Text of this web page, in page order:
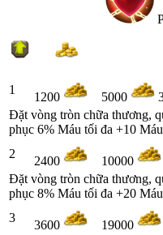
1
1200 5000
Đặt vòng tròn chữa thương,
phục 6% Máu tối đa +10
2
2400 10000
Đặt vòng tròn chữa thương,
phục 8% Máu tối đa +20
3
3600 19000